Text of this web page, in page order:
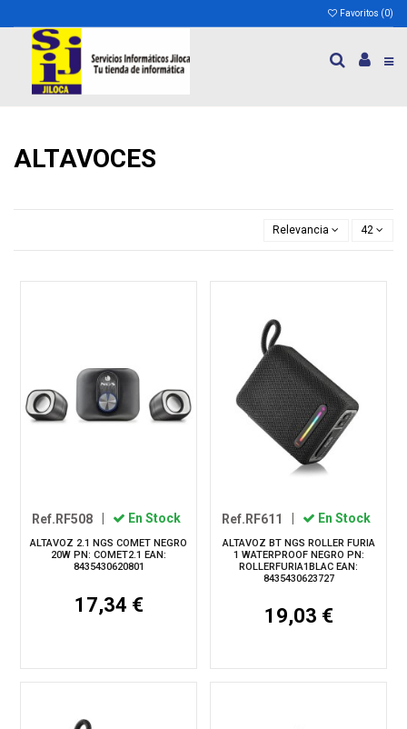
Favoritos (0)
ALTAVOCES
Relevancia 42
Ref.RF508 En Stock
ALTAVOZ 2.1 NGS COMET NEGRO
20W PN: COMET2.1 EAN:
8435430620801
17,34 €
Ref.RF611 En Stock
ALTAVOZ BT NGS ROLLER FURIA
1 WATERPROOF NEGRO PN:
ROLLERFURIA1BLAC EAN:
8435430623727
19,03 €